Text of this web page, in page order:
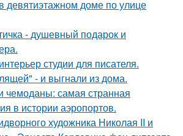
девятиэтажном доме по улице
- душевный подарок и
студии для писателя.
- и выгнали из дома.
чемоданы: самая странная
в истории аэропортов.
художника Николая II и